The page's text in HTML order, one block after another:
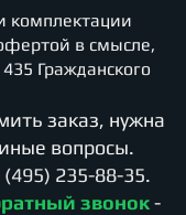
комплектации
в смысле,
Гражданского
заказ, нужна
вопросы.
(495) 235-88-35.
звонок -